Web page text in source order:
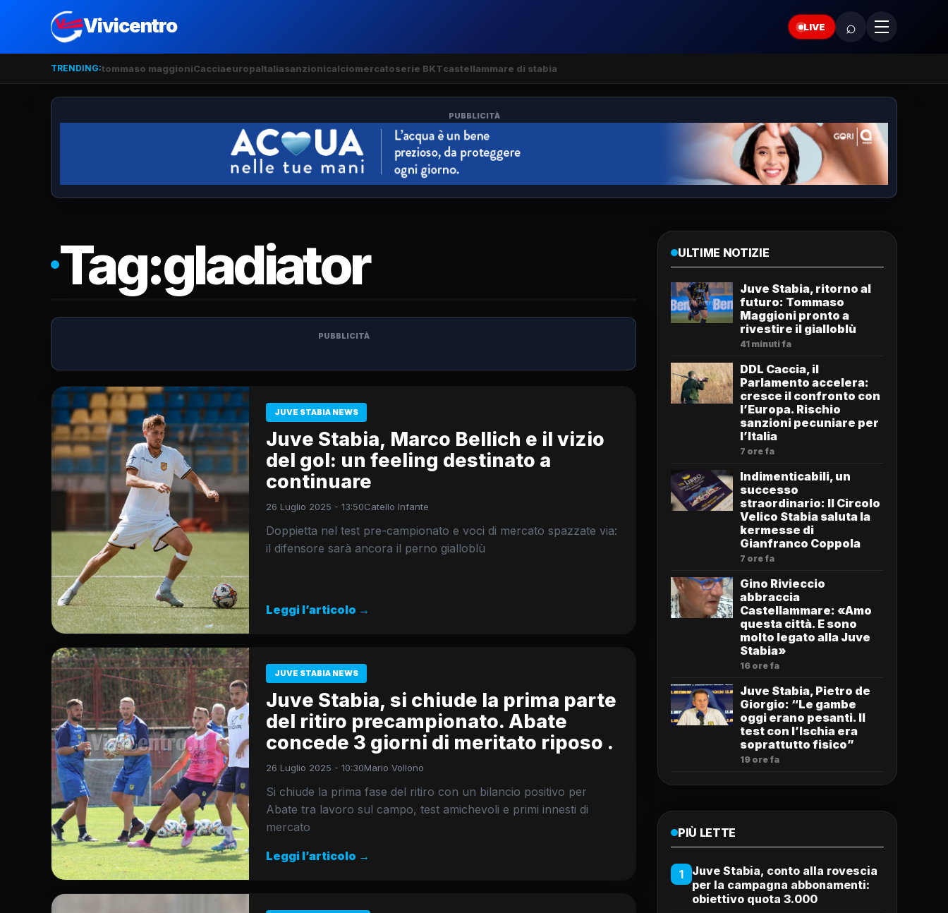
Vivicentro LIVE ⌕
TRENDING:tommaso maggioniCacciaeuropaItaliasanzionicalciomercatoserie BKTcastellammare di stabia
PUBBLICITÀ
Tag:gladiator
PUBBLICITÀ
JUVE STABIA NEWS
Juve Stabia, Marco Bellich e il vizio
del gol: un feeling destinato a
continuare
26 Luglio 2025 - 13:50Catello Infante
Doppietta nel test pre-campionato e voci di mercato spazzate via:
il difensore sarà ancora il perno gialloblù
Leggi l’articolo →
JUVE STABIA NEWS
Juve Stabia, si chiude la prima parte
del ritiro precampionato. Abate
concede 3 giorni di meritato riposo .
26 Luglio 2025 - 10:30Mario Vollono
Si chiude la prima fase del ritiro con un bilancio positivo per
Abate tra lavoro sul campo, test amichevoli e primi innesti di
mercato
Leggi l’articolo →
ULTIME NOTIZIE
Juve Stabia, ritorno al
futuro: Tommaso
Maggioni pronto a
rivestire il gialloblù
41 minuti fa
DDL Caccia, il
Parlamento accelera:
cresce il confronto con
l’Europa. Rischio
sanzioni pecuniare per
l’Italia
7 ore fa
Indimenticabili, un
successo
straordinario: Il Circolo
Velico Stabia saluta la
kermesse di
Gianfranco Coppola
7 ore fa
Gino Rivieccio
abbraccia
Castellammare: «Amo
questa città. E sono
molto legato alla Juve
Stabia»
16 ore fa
Juve Stabia, Pietro de
Giorgio: “Le gambe
oggi erano pesanti. Il
test con l’Ischia era
soprattutto fisico”
19 ore fa
PIÙ LETTE
1
Juve Stabia, conto alla rovescia
per la campagna abbonamenti:
obiettivo quota 3.000